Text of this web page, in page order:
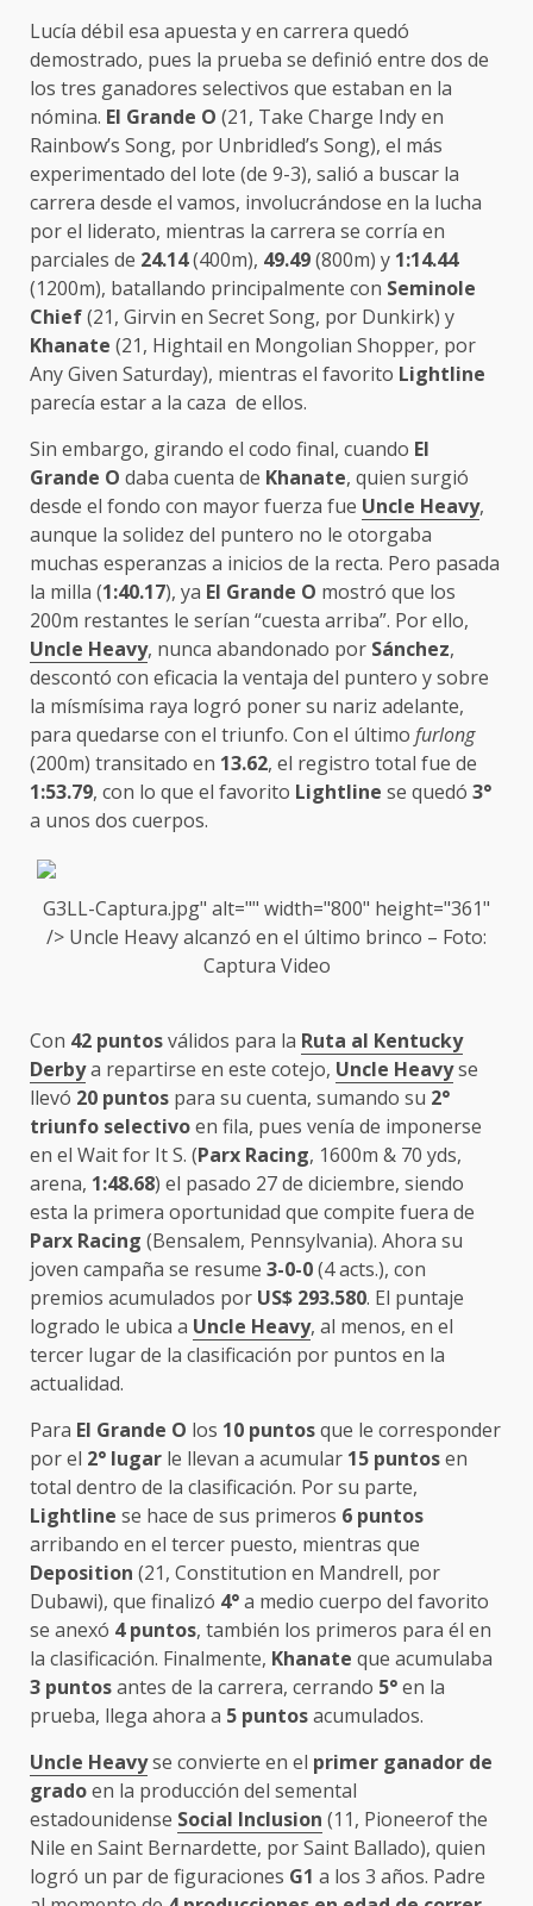
Lucía débil esa apuesta y en carrera quedó
demostrado, pues la prueba se definió entre dos de
los tres ganadores selectivos que estaban en la
nómina. El Grande O (21, Take Charge Indy en
Rainbow’s Song, por Unbridled’s Song), el más
experimentado del lote (de 9-3), salió a buscar la
carrera desde el vamos, involucrándose en la lucha
por el liderato, mientras la carrera se corría en
parciales de 24.14(400m), 49.49(800m) y 1:14.44
(1200m), batallando principalmente con Seminole
Chief(21, Girvin en Secret Song, por Dunkirk) y
Khanate (21, Hightail en Mongolian Shopper, por
Any Given Saturday), mientras el favorito Lightline
parecía estar a la caza de ellos.
Sin embargo, girando el codo final, cuando El
Grande O daba cuenta de Khanate, quien surgió
desde el fondo con mayor fuerza fue Uncle Heavy,
aunque la solidez del puntero no le otorgaba
muchas esperanzas a inicios de la recta. Pero pasada
la milla (1:40.17), ya El Grande O mostró que los
200m restantes le serían “cuesta arriba”. Por ello,
Uncle Heavy, nunca abandonado por Sánchez,
descontó con eficacia la ventaja del puntero y sobre
la mísmísima raya logró poner su nariz adelante,
para quedarse con el triunfo. Con el último furlong
(200m) transitado en 13.62, el registro total fue de
1:53.79, con lo que el favorito Lightline se quedó 3°
a unos dos cuerpos.
G3LL-Captura.jpg" alt="" width="800" height="361"
/> Uncle Heavyalcanzó en el último brinco – Foto:
Captura Video
Con 42 puntosválidos para la Ruta al Kentucky
Derbya repartirse en este cotejo, Uncle Heavyse
llevó 20 puntos para su cuenta, sumando su 2°
triunfo selectivoen fila, pues venía de imponerse
en el Wait for It S. (Parx Racing, 1600m & 70 yds,
arena, 1:48.68) el pasado 27 de diciembre, siendo
esta la primera oportunidad que compite fuera de
Parx Racing (Bensalem, Pennsylvania). Ahora su
joven campaña se resume 3-0-0(4 acts.), con
premios acumulados por US$ 293.580. El puntaje
logrado le ubica a Uncle Heavy, al menos, en el
tercer lugar de la clasificación por puntos en la
actualidad.
Para El Grande O los 10 puntosque le corresponder
por el 2° lugar le llevan a acumular 15 puntosen
total dentro de la clasificación. Por su parte,
Lightline se hace de sus primeros 6 puntos
arribando en el tercer puesto, mientras que
Deposition (21, Constitution en Mandrell, por
Dubawi), que finalizó 4°a medio cuerpo del favorito
se anexó 4 puntos, también los primeros para él en
la clasificación. Finalmente, Khanate que acumulaba
3 puntosantes de la carrera, cerrando 5°en la
prueba, llega ahora a 5 puntosacumulados.
Uncle Heavyse convierte en el primer ganador de
gradoen la producción del semental
estadounidense Social Inclusion (11, Pioneerof the
Nile en Saint Bernardette, por Saint Ballado), quien
logró un par de figuraciones G1 a los 3 años. Padre